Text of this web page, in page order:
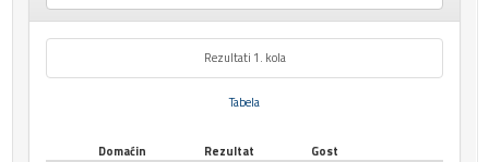
Rezultati 1. kola
Tabela
Domaćin Rezultat
Gost